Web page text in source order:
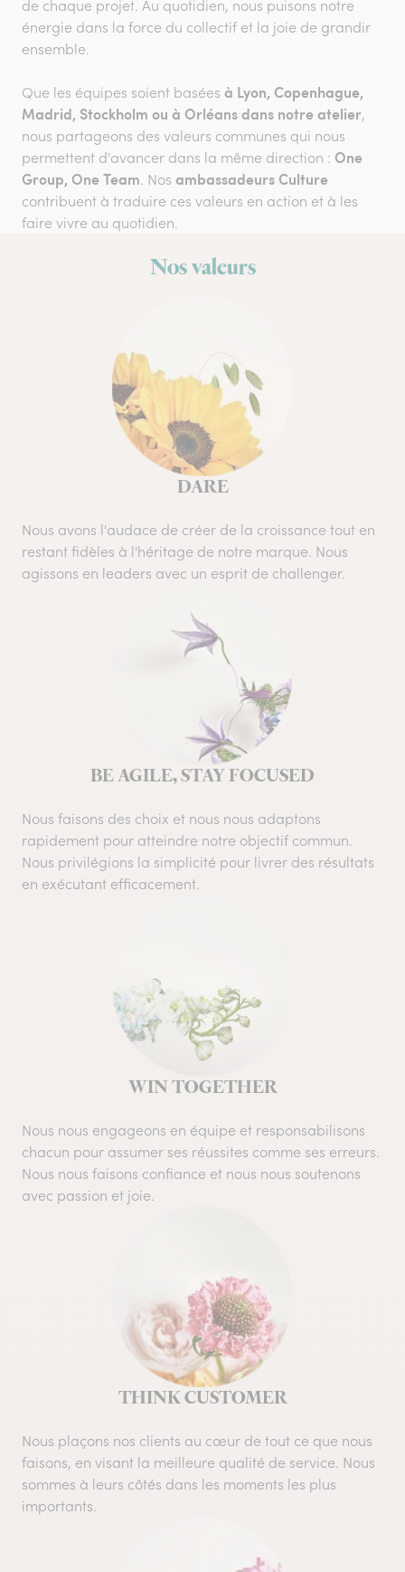
de chaque projet. Au quotidien, nous puisons notre
énergie dans la force du collectif et la joie de grandir
ensemble.
Que les équipes soient basées à Lyon, Copenhague,
Madrid, Stockholm ou à Orléans dans notre atelier,
nous partageons des valeurs communes qui nous
permettent d'avancer dans la même direction : One
Group, One Team. Nos ambassadeurs Culture
contribuent à traduire ces valeurs en action et à les
faire vivre au quotidien.
Nos valeurs
DARE
Nous avons l'audace de créer de la croissance tout en
restant fidèles à l'héritage de notre marque. Nous
agissons en leaders avec un esprit de challenger.
BE AGILE, STAY FOCUSED
Nous faisons des choix et nous nous adaptons
rapidement pour atteindre notre objectif commun.
Nous privilégions la simplicité pour livrer des résultats
en exécutant efficacement.
WIN TOGETHER
Nous nous engageons en équipe et responsabilisons
chacun pour assumer ses réussites comme ses erreurs.
Nous nous faisons confiance et nous nous soutenons
avec passion et joie.
THINK CUSTOMER
Nous plaçons nos clients au cœur de tout ce que nous
faisons, en visant la meilleure qualité de service. Nous
sommes à leurs côtés dans les moments les plus
importants.